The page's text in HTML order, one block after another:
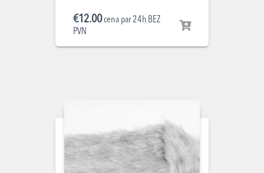
€12.00cena par 24h BEZ
PVN